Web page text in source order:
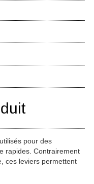
pour des
rapides. Contrairement
ces leviers permettent